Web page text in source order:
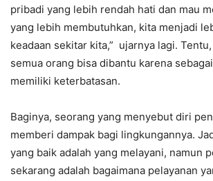
pribadi yang lebih rendah hati dan mau
yang lebih membutuhkan, kita menjadi
keadaan sekitar kita,” ujarnya lagi.
semua orang bisa dibantu karena
memiliki keterbatasan.
Baginya, seorang yang menyebut diri
memberi dampak bagi lingkungannya.
yang baik adalah yang melayani, namun
sekarang adalah bagaimana pelayanan